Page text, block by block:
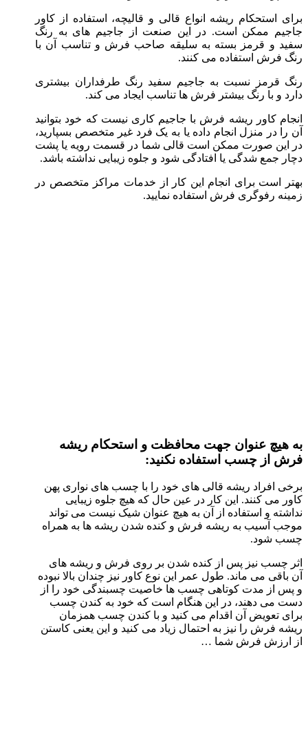
برای استحکام ریشه انواع قالی و قالیچه، استفاده از کاور
جاجیم ممکن است. در این صنعت از جاجیم های به رنگ
سفید و قرمز بسته به سلیقه صاحب فرش و تناسب آن با
رنگ فرش استفاده می کنند.
رنگ قرمز نسبت به جاجیم سفید رنگ طرفداران بیشتری
دارد و با رنگ بیشتر فرش ها تناسب ایجاد می کند.
انجام کاور ریشه فرش با جاجیم کاری نیست که خود بتوانید
آن را در منزل انجام داده یا به یک فرد غیر متخصص بسپارید،
در این صورت ممکن است قالی شما در قسمت رویه یا پشت
دچار جمع شدگی یا افتادگی شود و جلوه زیبایی نداشته باشد.
بهتر است برای انجام این کار از خدمات مراکز متخصص در
زمینه رفوگری فرش استفاده نمایید.
به هیچ عنوان جهت محافظت و استحکام ریشه
فرش از چسب استفاده نکنید:
برخی افراد ریشه قالی های خود را با چسب های نواری پهن
کاور می کنند. این کار در عین حال که هیچ جلوه زیبایی
نداشته و استفاده از آن به هیچ عنوان شیک نیست می تواند
موجب آسیب به ریشه فرش و کنده شدن ریشه ها به همراه
چسب شود.
اثر چسب نیز پس از کنده شدن بر روی فرش و ریشه های
آن باقی می ماند. طول عمر این نوع کاور نیز چندان بالا نبوده
و پس از مدت کوتاهی چسب ها خاصیت چسبندگی خود را از
دست می دهند، در این هنگام است که خود به کندن چسب
برای تعویض آن اقدام می کنید و با کندن چسب همزمان
ریشه فرش را نیز به احتمال زیاد می کنید و این یعنی کاستن
از ارزش فرش شما …